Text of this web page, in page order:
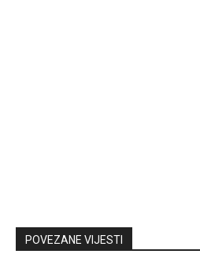
POVEZANE VIJESTI